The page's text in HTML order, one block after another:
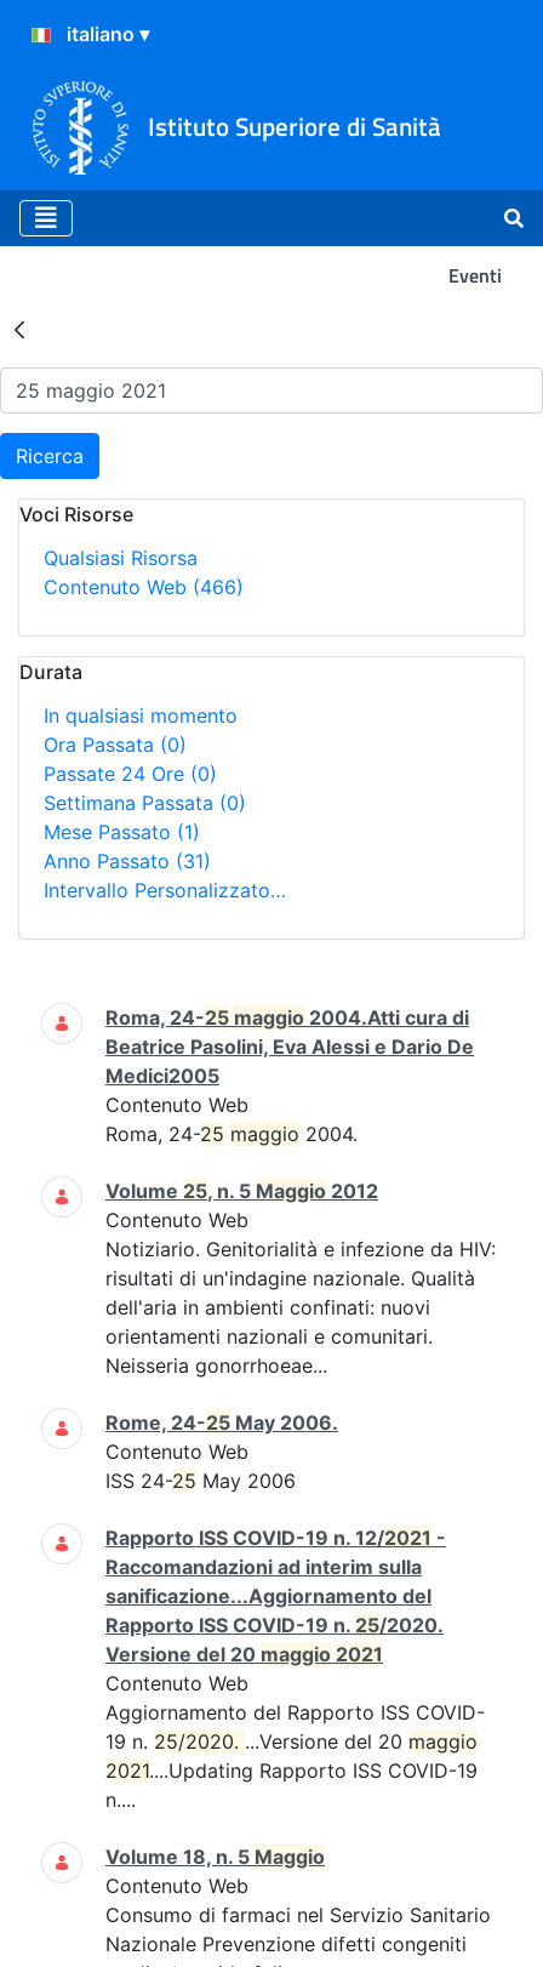
Istituto Superiore di Sanità
Eventi
Risultati della Ricerca -
Ricerca
Voci Risorse
Qualsiasi Risorsa
Contenuto Web (466)
Durata
In qualsiasi momento
Ora Passata (0)
Passate 24 Ore (0)
Settimana Passata (0)
Mese Passato (1)
Anno Passato (31)
Intervallo Personalizzato…
Ricerca
Roma, 24-25 maggio 2004.Atti cura di
Beatrice Pasolini, Eva Alessi e Dario De
Medici2005
Contenuto Web
Roma, 24-25 maggio 2004.
Volume 25, n. 5 Maggio 2012
Contenuto Web
Notiziario. Genitorialità e infezione da HIV:
risultati di un'indagine nazionale. Qualità
dell'aria in ambienti confinati: nuovi
orientamenti nazionali e comunitari.
Neisseria gonorrhoeae...
Rome, 24-25 May 2006.
Contenuto Web
ISS 24-25 May 2006
Rapporto ISS COVID-19 n. 12/2021 -
Raccomandazioni ad interim sulla
sanificazione...Aggiornamento del
Rapporto ISS COVID-19 n. 25/2020.
Versione del 20 maggio 2021
Contenuto Web
Aggiornamento del Rapporto ISS COVID-
19 n. 25/2020. ...Versione del 20 maggio
2021....Updating Rapporto ISS COVID-19
n....
Volume 18, n. 5 Maggio
Contenuto Web
Consumo di farmaci nel Servizio Sanitario
Nazionale Prevenzione difetti congeniti